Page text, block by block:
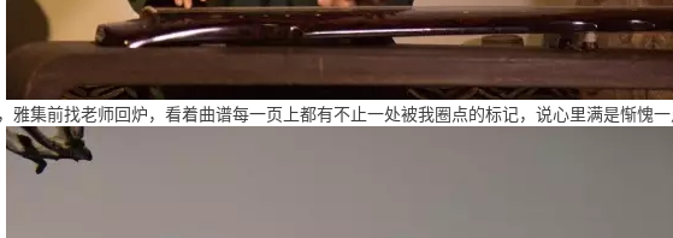
雅集前找老师回炉，看着曲谱每一页上都有不止一处被我圈点的标记，说心里满是惭愧